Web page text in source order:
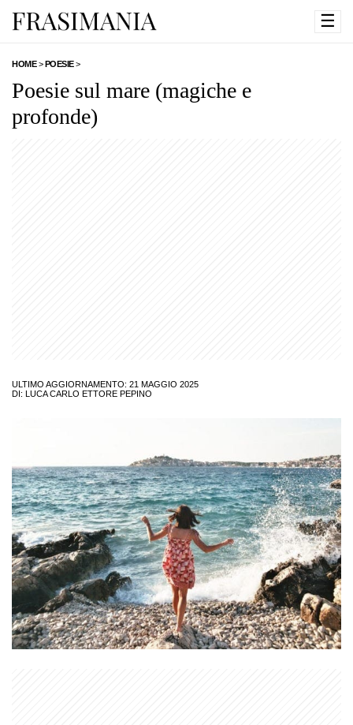
☰
HOME>POESIE>
Poesie sul mare (magiche e
profonde)
ULTIMO AGGIORNAMENTO: 21 MAGGIO 2025
DI: LUCA CARLO ETTORE PEPINO